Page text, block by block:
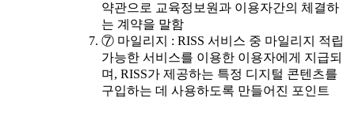
약관으로 교육정보원과 이용자간의 체결하
는 계약을 말함
⑦ 마일리지 : RISS 서비스 중 마일리지 적립
가능한 서비스를 이용한 이용자에게 지급되
며, RISS가 제공하는 특정 디지털 콘텐츠를
구입하는 데 사용하도록 만들어진 포인트